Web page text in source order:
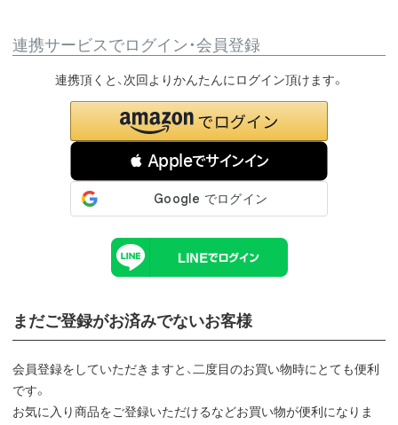
連携サービスでログイン・会員登録
 Appleでサインイン
連携頂くと、次回よりかんたんにログイン頂けます。
まだご登録がお済みでないお客様
会員登録をしていただきますと、二度目のお買い物時にとても便利
です。
お気に入り商品をご登録いただけるなどお買い物が便利になりま